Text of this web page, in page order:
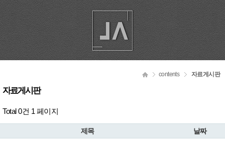
contents 자료게시판
자료게시판
Total 0건 1 페이지
제목 날짜